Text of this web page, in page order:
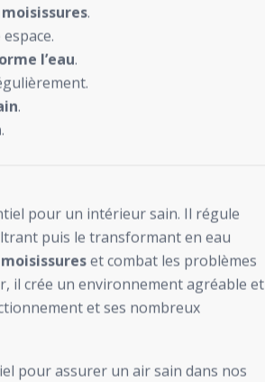
.
l’eau.
.
.
pour un intérieur sain. Il régule
puis le transformant en eau
moisissureset combat les problèmes
il crée un environnement agréable et
et ses nombreux
pour assurer un air sain dans nos